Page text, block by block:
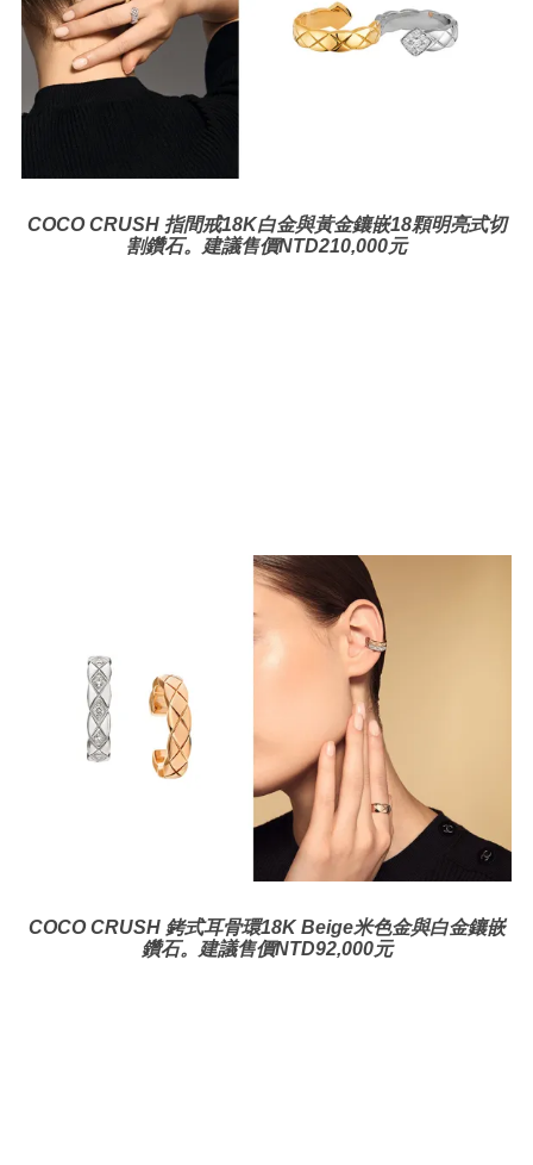
COCO CRUSH 指間戒18K白金與黃金鑲嵌18顆明亮式切
割鑽石。建議售價NTD210,000元
COCO CRUSH 銬式耳骨環18K Beige米色金與白金鑲嵌
鑽石。建議售價NTD92,000元